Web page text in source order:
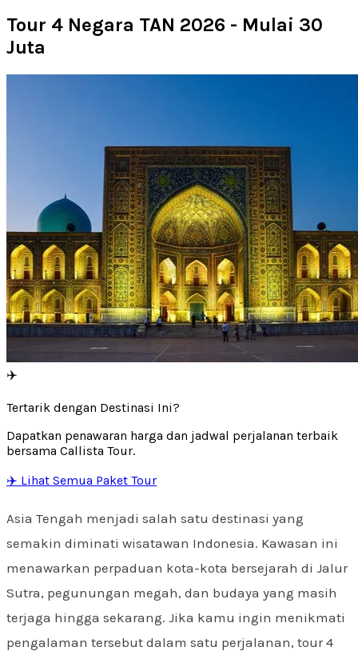
Tour 4 Negara TAN 2026 - Mulai 30
Juta
✈️
Tertarik dengan Destinasi Ini?
Dapatkan penawaran harga dan jadwal perjalanan terbaik
bersama Callista Tour.
✈️ Lihat Semua Paket Tour
Asia Tengah menjadi salah satu destinasi yang
semakin diminati wisatawan Indonesia. Kawasan ini
menawarkan perpaduan kota-kota bersejarah di Jalur
Sutra, pegunungan megah, dan budaya yang masih
terjaga hingga sekarang. Jika kamu ingin menikmati
pengalaman tersebut dalam satu perjalanan, tour 4